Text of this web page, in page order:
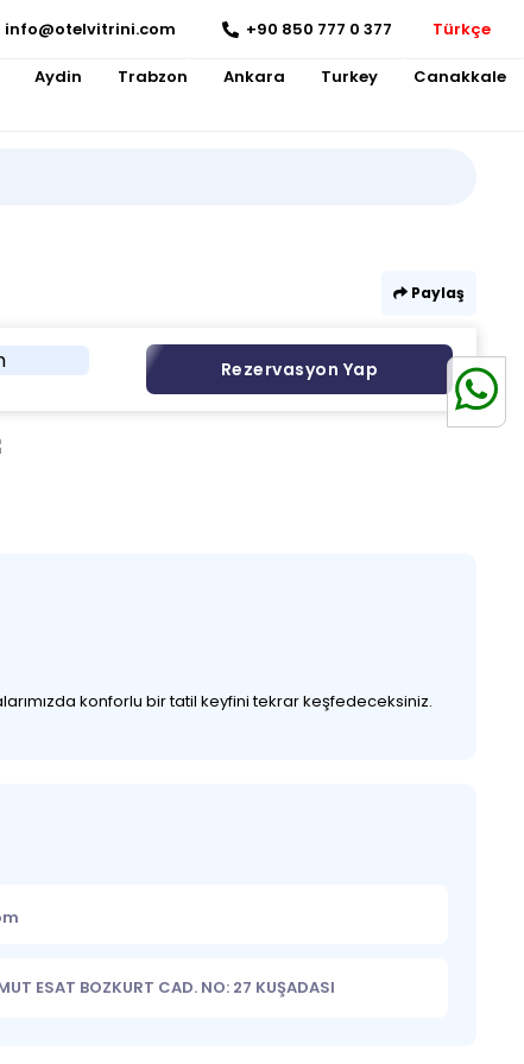
info@otelvitrini.com +90 850 777 0 377 Türkçe
Aydin Trabzon Ankara Turkey Canakkale
Paylaş
Rezervasyon Yap
konforlu bir tatil keyfini tekrar keşfedeceksiniz.
ESAT BOZKURT CAD. NO: 27 KUŞADASI